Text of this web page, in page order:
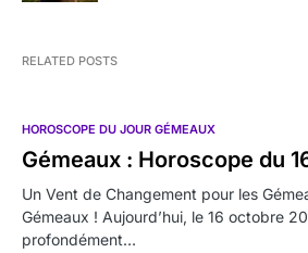
RELATED POSTS
HOROSCOPE DU JOUR GÉMEAUX
Gémeaux : Horoscope du
Un Vent de Changement pour les
Gémeaux ! Aujourd’hui, le 16 octobre
profondément…